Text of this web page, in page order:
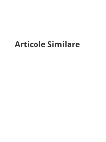
Articole Similare